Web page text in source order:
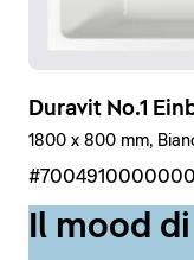
Duravit No.1
1800 x 800 mm,
Il mood